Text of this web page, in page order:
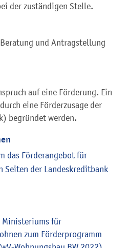
der zuständigen Stelle.
und Antragstellung
auf eine Förderung. Ein
eine Förderzusage der
begründet werden.
das Förderangebot für
Seiten der Landeskreditbank
Ministeriums für
zum Förderprogramm